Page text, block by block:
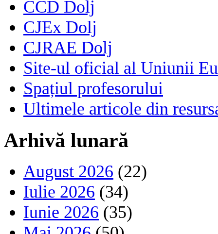
CCD Dolj
CJEx Dolj
CJRAE Dolj
Site-ul oficial al Uniunii
Spațiul profesorului
Ultimele articole din
Arhivă lunară
August 2026 (22)
Iulie 2026 (34)
Iunie 2026 (35)